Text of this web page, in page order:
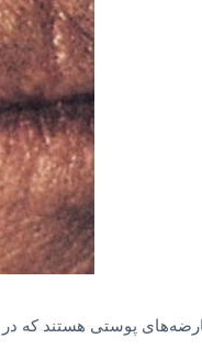
پوستی هستند که در